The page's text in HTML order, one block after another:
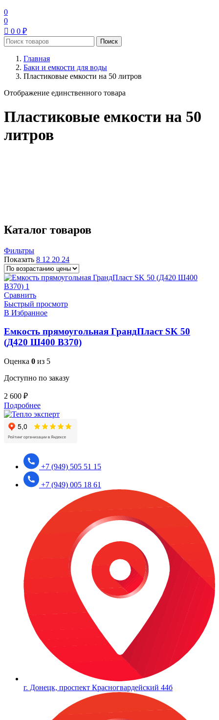
0
0
0 0 ₽
Поиск
Главная
Баки и емкости для воды
Пластиковые емкости на 50 литров
Отображение единственного товара
Пластиковые емкости на 50
литров
Каталог товаров
Фильтры
Показать 8 12 20 24
Сравнить
Быстрый просмотр
В Избранное
Емкость прямоугольная ГрандПласт SK 50
(Д420 Ш400 В370)
Оценка 0 из 5
Доступно по заказу
2 600 ₽
Подробнее
+7 (949) 505 51 15
+7 (949) 005 18 61
г. Донецк, проспект Красногвардейский 44б